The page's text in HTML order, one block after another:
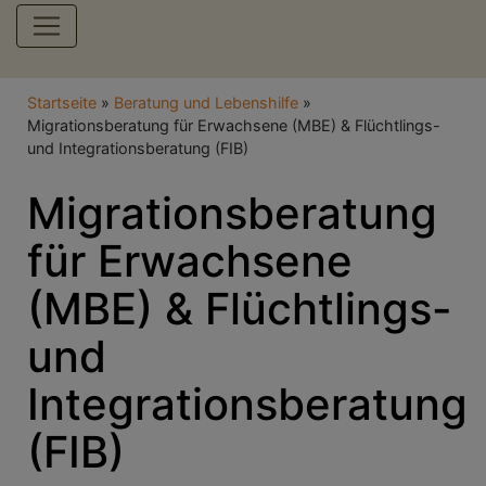
Hauptnavigation
Breadcrumb
Startseite
Beratung und Lebenshilfe
Migrationsberatung für Erwachsene (MBE) & Flüchtlings-
und Integrationsberatung (FIB)
Migrationsberatung
für Erwachsene
(MBE) & Flüchtlings-
und
Integrationsberatung
(FIB)